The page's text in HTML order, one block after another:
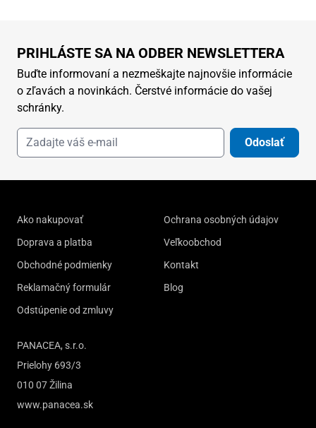
PRIHLÁSTE SA NA ODBER NEWSLETTERA
Buďte informovaní a nezmeškajte najnovšie informácie
o zľavách a novinkách. Čerstvé informácie do vašej
schránky.
Odoslať
Ako nakupovať
Doprava a platba
Obchodné podmienky
Reklamačný formulár
Odstúpenie od zmluvy
Ochrana osobných údajov
Veľkoobchod
Kontakt
Blog
PANACEA, s.r.o.
Prielohy 693/3
010 07 Žilina
www.panacea.sk